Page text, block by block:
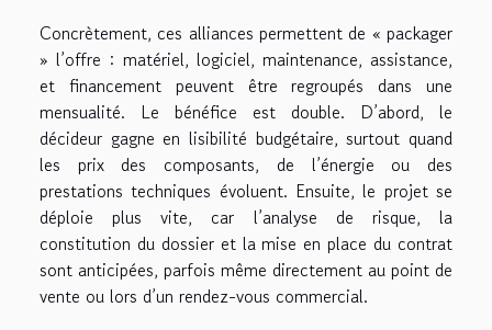
Concrètement, ces alliances permettent de « packager
» l’offre : matériel, logiciel, maintenance, assistance,
et financement peuvent être regroupés dans une
mensualité. Le bénéfice est double. D’abord, le
décideur gagne en lisibilité budgétaire, surtout quand
les prix des composants, de l’énergie ou des
prestations techniques évoluent. Ensuite, le projet se
déploie plus vite, car l’analyse de risque, la
constitution du dossier et la mise en place du contrat
sont anticipées, parfois même directement au point de
vente ou lors d’un rendez-vous commercial.